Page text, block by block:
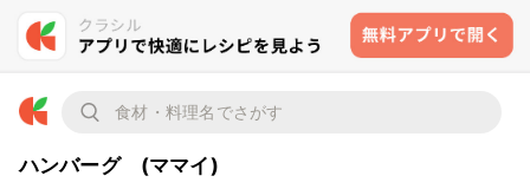
ハンバーグ (ママイ)